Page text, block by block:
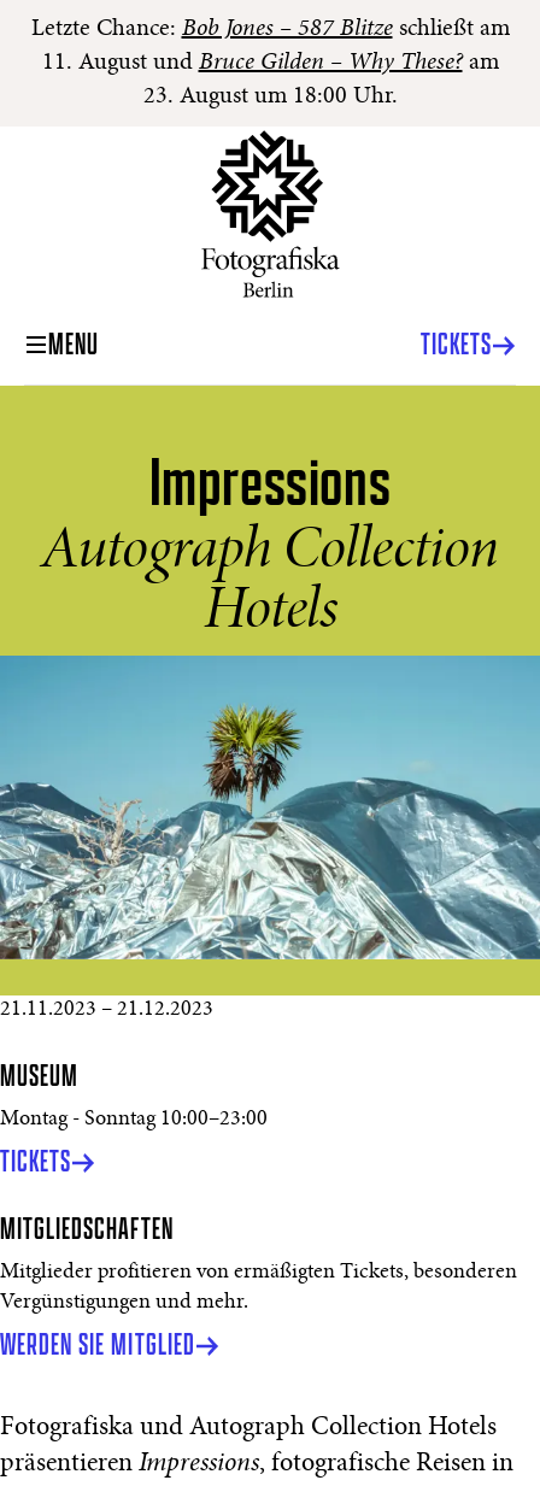
Letzte Chance: Bob Jones – 587 Blitzeschließt am
11. August und Bruce Gilden – Why These?am
23. August um 18:00 Uhr.
MENU TICKETS
Impressions
Autograph Collection
Hotels
21.11.2023 – 21.12.2023
MUSEUM
Montag - Sonntag 10:00–23:00
TICKETS
MITGLIEDSCHAFTEN
Mitglieder profitieren von ermäßigten Tickets, besonderen
Vergünstigungen und mehr.
WERDEN SIE MITGLIED
Fotografiska und Autograph Collection Hotels
präsentieren Impressions, fotografische Reisen in